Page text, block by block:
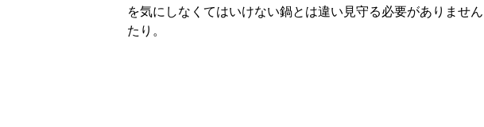
を気にしなくてはいけない鍋とは違い見守る必要がありませ
たり。